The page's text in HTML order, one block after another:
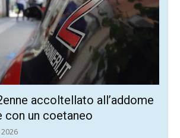
accoltellato all’addome
con un coetaneo